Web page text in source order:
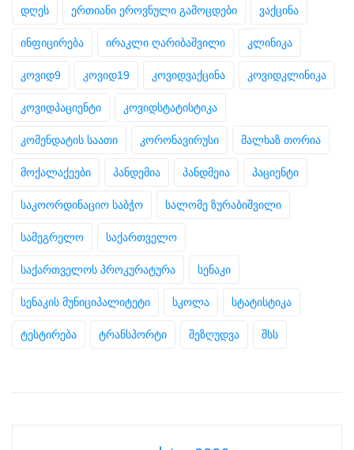
დღეს ერთიანი ეროვნული გამოცდები ვაქცინა
ინფიცირება ირაკლი ღარიბაშვილი კლინიკა
კოვიდ9 კოვიდ19 კოვიდვაქცინა კოვიდკლინიკა
კოვიდპაციენტი კოვიდსტატისტიკა
კომენდატის საათი კორონავირუსი მალხაზ თორია
მოქალაქეები პანდემია პანდმეია პაციენტი
საკოორდინაციო საბჭო სალომე ზურაბიშვილი
სამეგრელო საქართველო
საქართველოს პროკურატურა სენაკი
სენაკის მუნიციპალიტეტი სკოლა სტატისტიკა
ტესტირება ტრანსპორტი შეზღუდვა შსს